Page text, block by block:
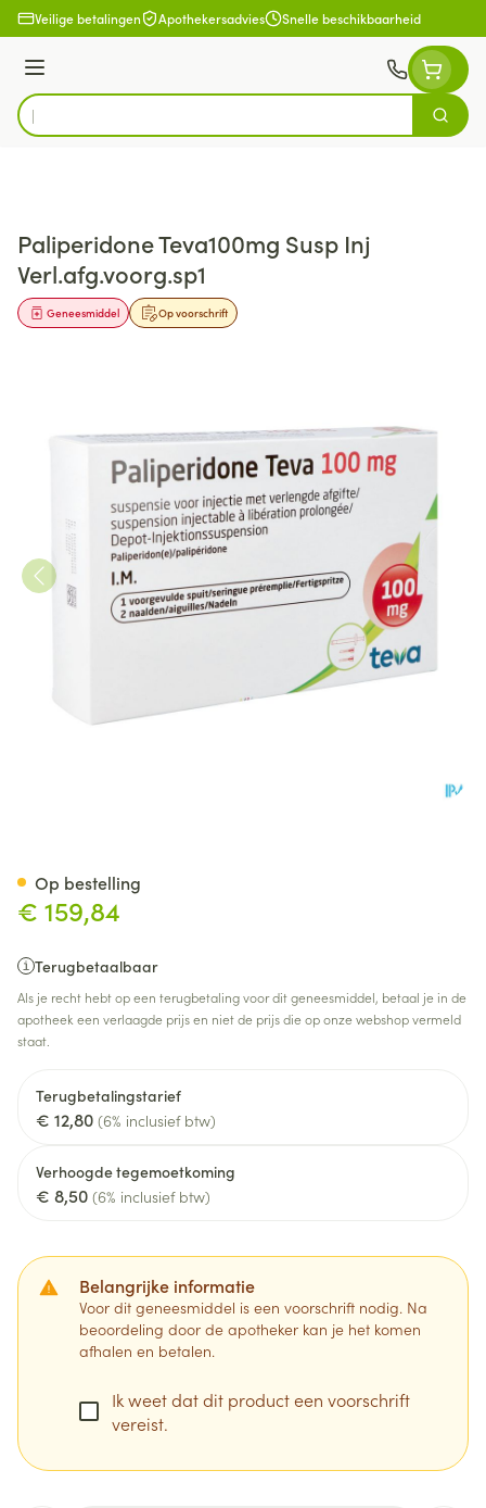
Ga naar de inhoud
Veilige betalingen Apothekersadvies Snelle beschikbaarheid
Menu
Product, merk, categorie...
Zoek
Paliperidone Teva100mg Susp Inj
Verl.afg.voorg.sp1
Op voorschrift
Geneesmiddel
€ 159,84
Terugbetaalbaar
Als je recht hebt op een terugbetaling voor dit geneesmiddel, betaal je in de
apotheek een verlaagde prijs en niet de prijs die op onze webshop vermeld
staat.
Terugbetalingstarief
€ 12,80 (6% inclusief btw)
Verhoogde tegemoetkoming
€ 8,50 (6% inclusief btw)
Belangrijke informatie
Voor dit geneesmiddel is een voorschrift nodig. Na
beoordeling door de apotheker kan je het komen
afhalen en betalen.
Ik weet dat dit product een voorschrift
vereist.
Op bestelling